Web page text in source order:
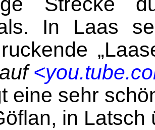
In Laas
eine sehr
in Latsch